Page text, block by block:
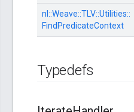
nl::Weave::TLV::Utilities::
FindPredicateContext
Typedefs